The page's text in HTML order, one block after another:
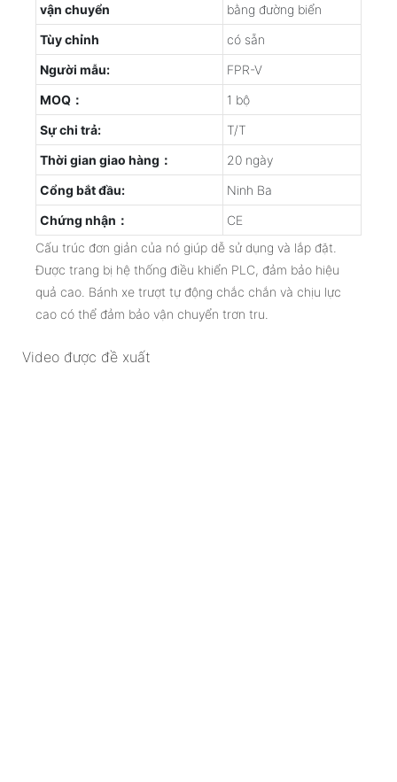
vận chuyển
bằng đường biển
Tùy chỉnh
có sẵn
Người mẫu:
FPR-V
MOQ：
1 bộ
Sự chi trả:
T/T
Thời gian giao hàng：
20 ngày
Cổng bắt đầu:
Ninh Ba
Chứng nhận：
CE
Cấu trúc đơn giản của nó giúp dễ sử dụng và lắp đặt.
Được trang bị hệ thống điều khiển PLC, đảm bảo hiệu
quả cao. Bánh xe trượt tự động chắc chắn và chịu lực
cao có thể đảm bảo vận chuyển trơn tru.
Video được đề xuất